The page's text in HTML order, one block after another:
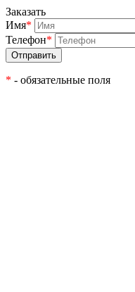
Заказать
Имя*
Телефон*
* - обязательные поля